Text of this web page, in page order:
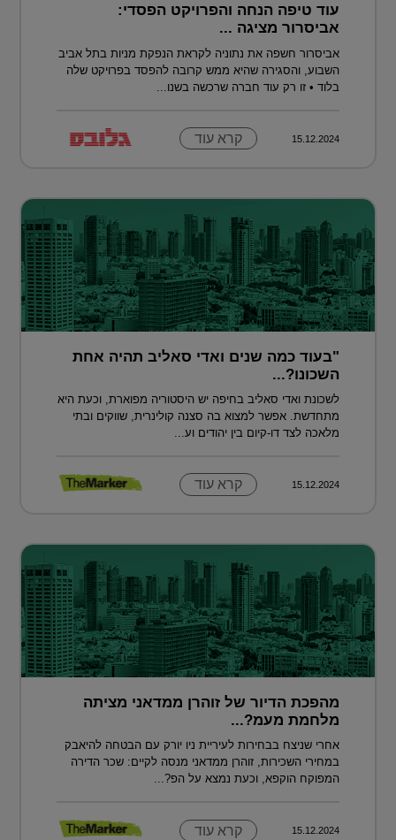
עוד טיפה הנחה והפרויקט הפסדי:
אביסרור מציגה ...
אביסרור חשפה את נתוניה לקראת הנפקת מניות בתל אביב
השבוע, והסגירה שהיא ממש קרובה להפסד בפרויקט שלה
בלוד • זו רק עוד חברה שרכשה בשנו...
15.12.2024 קרא עוד
"בעוד כמה שנים ואדי סאליב תהיה אחת
השכונו?...
לשכונת ואדי סאליב בחיפה יש היסטוריה מפוארת, וכעת היא
מתחדשת. אפשר למצוא בה סצנה קולינרית, שווקים ובתי
מלאכה לצד דו-קיום בין יהודים וע...
15.12.2024 קרא עוד
מהפכת הדיור של זוהרן ממדאני מציתה
מלחמת מעמ?...
אחרי שניצח בבחירות לעיריית ניו יורק עם הבטחה להיאבק
במחירי השכירות, זוהרן ממדאני מנסה לקיים: שכר הדירה
המפוקח הוקפא, וכעת נמצא על הפ?...
15.12.2024 קרא עוד